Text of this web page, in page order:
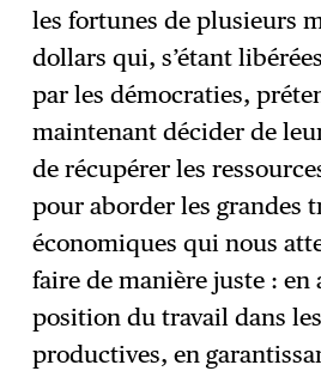
les fortunes de plusieurs
dollars qui, s’étant
par les démocraties,
maintenant décider de
de récupérer les
pour aborder les grandes
économiques qui nous
faire de manière juste :
position du travail dans
productives, en